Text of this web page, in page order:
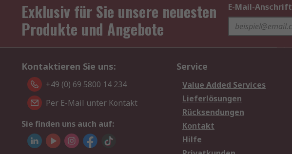
Exklusiv für Sie unsere neuesten
Produkte und Angebote
E-Mail-Anschrift
Kontaktieren Sie uns:
+49 (0) 69 5800 14 234
Per E-Mail unter Kontakt
Sie finden uns auch auf:
Service
Value Added Services
Lieferlösungen
Rücksendungen
Kontakt
Hilfe